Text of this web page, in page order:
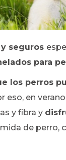
seguros
para
los perros
eso, en
y fibra y
de perro,